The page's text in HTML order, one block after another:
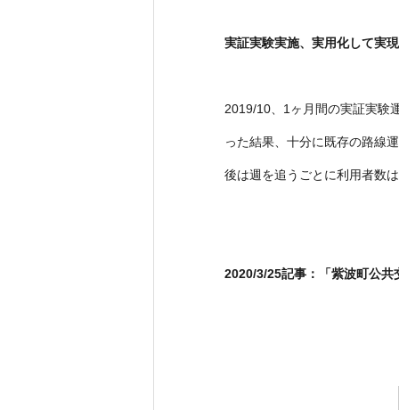
実証実験実施、実用化して実
2019/10、1ヶ月間の実証実験
った結果、十分に既存の路線
後は週を追うごとに利用者数
2020/3/25記事： 「紫波町公